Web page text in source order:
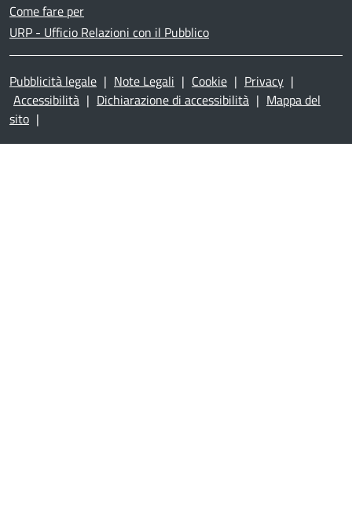
Come fare per
URP - Ufficio Relazioni con il Pubblico
Pubblicità legale | Note Legali | Cookie | Privacy |
Accessibilità | Dichiarazione di accessibilità | Mappa del
sito |